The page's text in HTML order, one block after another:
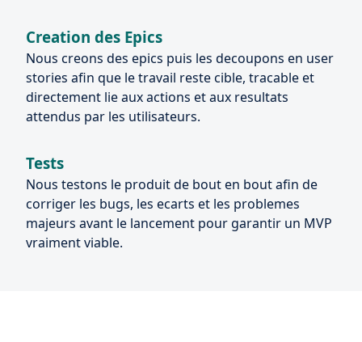
Creation des Epics
Nous creons des epics puis les decoupons en user
stories afin que le travail reste cible, tracable et
directement lie aux actions et aux resultats
attendus par les utilisateurs.
Tests
Nous testons le produit de bout en bout afin de
corriger les bugs, les ecarts et les problemes
majeurs avant le lancement pour garantir un MVP
vraiment viable.